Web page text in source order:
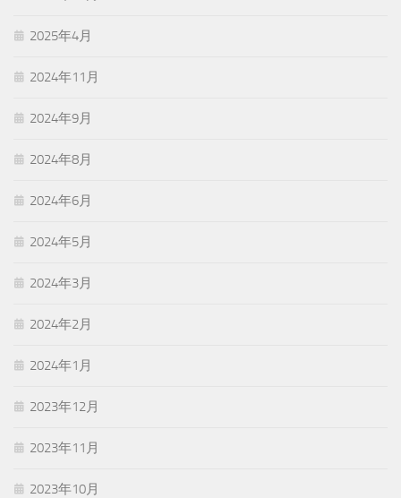
2025年4月
2024年11月
2024年9月
2024年8月
2024年6月
2024年5月
2024年3月
2024年2月
2024年1月
2023年12月
2023年11月
2023年10月